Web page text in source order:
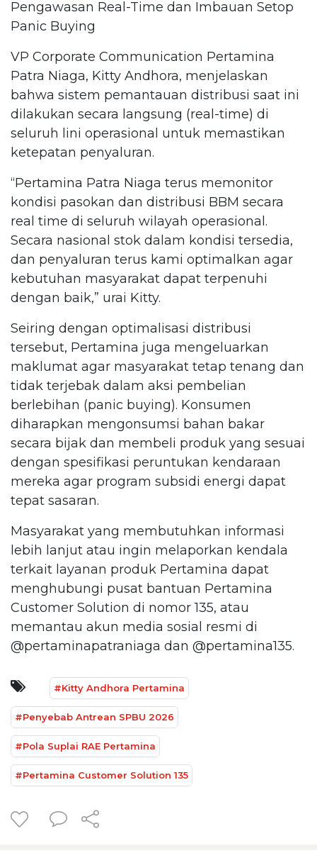
Pengawasan Real-Time dan Imbauan Setop
Panic Buying
VP Corporate Communication Pertamina
Patra Niaga, Kitty Andhora, menjelaskan
bahwa sistem pemantauan distribusi saat ini
dilakukan secara langsung (real-time) di
seluruh lini operasional untuk memastikan
ketepatan penyaluran.
“Pertamina Patra Niaga terus memonitor
kondisi pasokan dan distribusi BBM secara
real time di seluruh wilayah operasional.
Secara nasional stok dalam kondisi tersedia,
dan penyaluran terus kami optimalkan agar
kebutuhan masyarakat dapat terpenuhi
dengan baik,” urai Kitty.
Seiring dengan optimalisasi distribusi
tersebut, Pertamina juga mengeluarkan
maklumat agar masyarakat tetap tenang dan
tidak terjebak dalam aksi pembelian
berlebihan (panic buying). Konsumen
diharapkan mengonsumsi bahan bakar
secara bijak dan membeli produk yang sesuai
dengan spesifikasi peruntukan kendaraan
mereka agar program subsidi energi dapat
tepat sasaran.
Masyarakat yang membutuhkan informasi
lebih lanjut atau ingin melaporkan kendala
terkait layanan produk Pertamina dapat
menghubungi pusat bantuan Pertamina
Customer Solution di nomor 135, atau
memantau akun media sosial resmi di
@pertaminapatraniaga dan @pertamina135.
#Kitty Andhora Pertamina
#Penyebab Antrean SPBU 2026
#Pola Suplai RAE Pertamina
#Pertamina Customer Solution 135